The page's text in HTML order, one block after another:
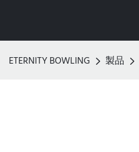
ETERNITY BOWLING 製品